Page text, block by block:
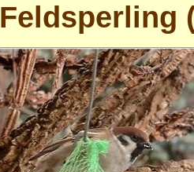
Feldsperling